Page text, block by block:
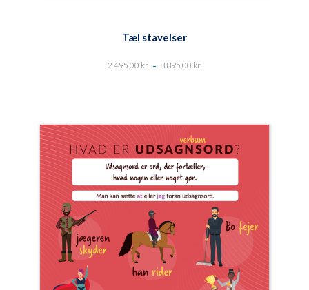
Tæl stavelser
2.495,00 kr. - 8.895,00 kr.